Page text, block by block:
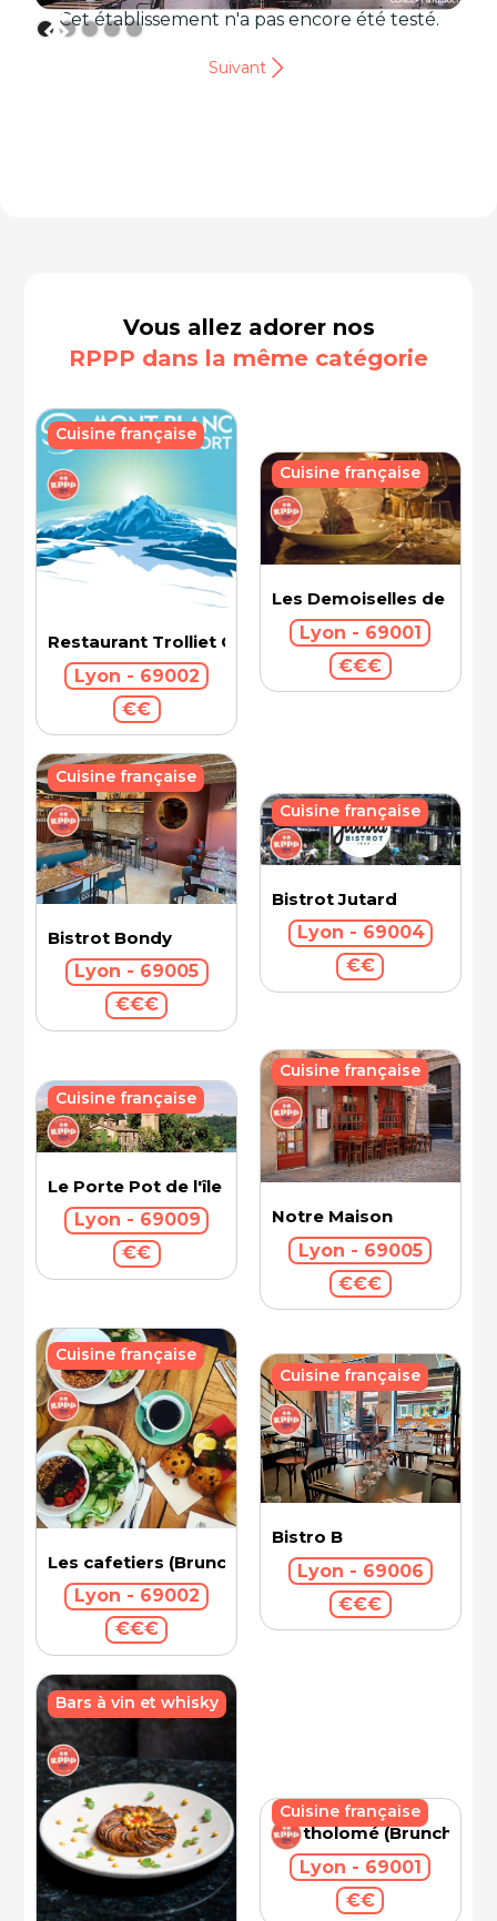
Cet établissement n'a pas encore été testé.
Suivant
Vous allez adorer nos
RPPP dans la même catégorie
Restaurant Trolliet Grand Hotel Dieu
Lyon - 69002
€€
Cuisine française
Les Demoiselles de
Lyon - 69001
€€€
Cuisine française
Bistrot Bondy
Lyon - 69005
€€€
Cuisine française
Bistrot Jutard
Lyon - 69004
€€
Cuisine française
Le Porte Pot de l'île Barbe
Lyon - 69009
€€
Cuisine française
Notre Maison
Lyon - 69005
€€€
Cuisine française
Les cafetiers (Brunch)
Lyon - 69002
€€€
Cuisine française
Bistro B
Lyon - 69006
€€€
Cuisine française
Bars à vin et whisky
Bartholomé (Brunch)
Lyon - 69001
€€
Cuisine française